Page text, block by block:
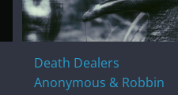
Death Dealers
Anonymous & Robbin